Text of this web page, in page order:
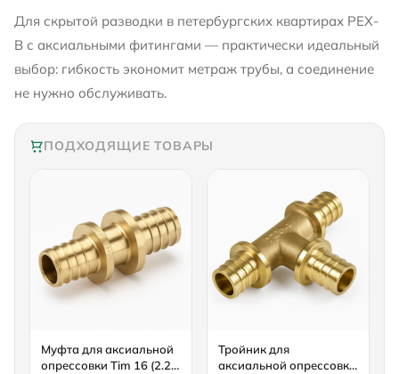
Для скрытой разводки в петербургских квартирах PEX-
B с аксиальными фитингами — практически идеальный
выбор: гибкость экономит метраж трубы, а соединение
не нужно обслуживать.
ПОДХОДЯЩИЕ ТОВАРЫ
Муфта для аксиальной
опрессовки Tim 16 (2.2)
Тройник для
аксиальной опрессовки